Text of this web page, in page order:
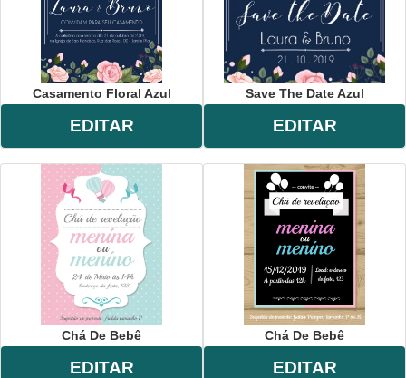
Casamento Floral Azul
EDITAR
Save The Date Azul
EDITAR
Chá De Bebê
EDITAR
Chá De Bebê
EDITAR